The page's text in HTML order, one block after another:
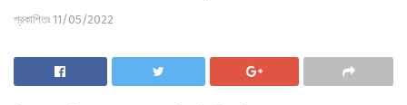
প্রকাশিতঃ 11/05/2022